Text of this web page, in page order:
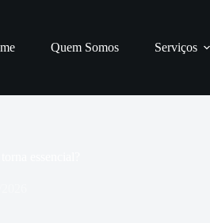
Quem Somos Serviços